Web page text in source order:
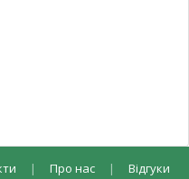
| Про нас | Відгуки